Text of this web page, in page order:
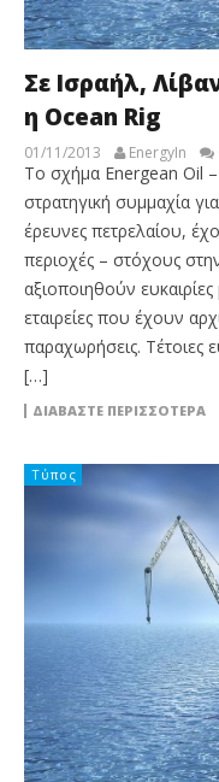
Σε Ισραήλ,
η Ocean Rig
01/11/2013 EnergyIn
Το σχήμα Energean Oil
στρατηγική συμμαχία
έρευνες πετρελαίου,
περιοχές – στόχους
αξιοποιηθούν
εταιρείες που έχουν
παραχωρήσεις. Τέτοιες
[…]
ΔΙΑΒΆΣΤΕ ΠΕΡΙΣΣΌΤΕΡΑ
Τύπος